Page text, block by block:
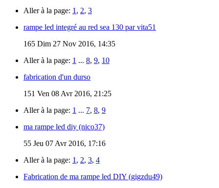
Aller à la page: 1 , 2, 3
rampe led integré au red sea 130 par vita51
165 Dim 27 Nov 2016, 14:35
Aller à la page: 1 ... 8, 9, 10
fabrication d'un durso
151 Ven 08 Avr 2016, 21:25
Aller à la page: 1 ... 7, 8, 9
ma rampe led diy (nico37)
55 Jeu 07 Avr 2016, 17:16
Aller à la page: 1 , 2, 3, 4
Fabrication de ma rampe led DIY (gigzdu49)